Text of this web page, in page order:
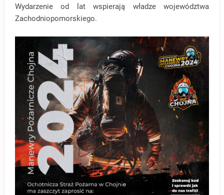
Wydarzenie od lat wspierają władze województwa
Zachodniopomorskiego.